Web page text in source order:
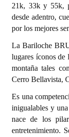
Ejecución
NORMATIVA
Comunicaciones
Declaraciones
Resoluciones
21k, 33k y 55k,
desde adentro,
por los mejores
La Bariloche
lugares íconos de
montaña tales
Cerro Bellavista,
Es una
inigualables y
nace de los
entretenimiento.